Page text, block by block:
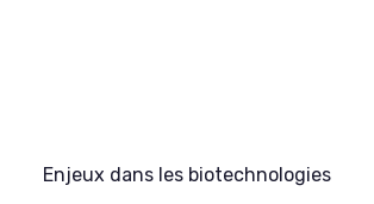
Enjeux dans les biotechnologies